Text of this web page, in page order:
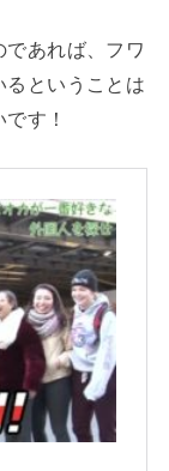
あれば、フワ
るということは
す！